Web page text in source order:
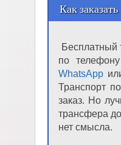
Как заказать
Бесплатный
по
WhatsApp
Транспорт
заказ. Но
трансфера
нет смысла.